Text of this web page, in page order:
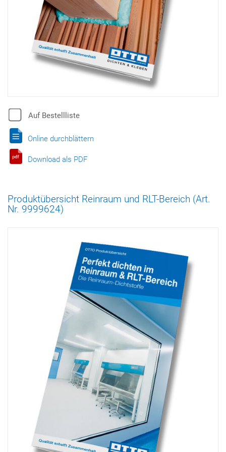
Auf Bestellliste
Online durchblättern
Download als PDF
Produktübersicht Reinraum und RLT-Bereich (Art.
Nr. 9999624)